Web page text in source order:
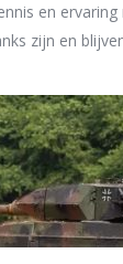
en
zijn en